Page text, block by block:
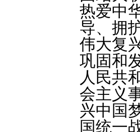
热爱中
导、拥
伟大复
巩固和
人民共
会主义
兴中国
国统一